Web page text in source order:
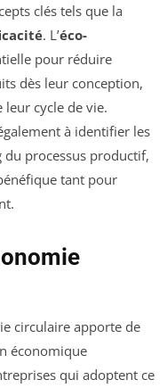
clés tels que la
. L’éco-
pour réduire
dès leur conception,
leur cycle de vie.
à identifier les
processus productif,
tant pour
circulaire apporte de
économique
qui adoptent ce